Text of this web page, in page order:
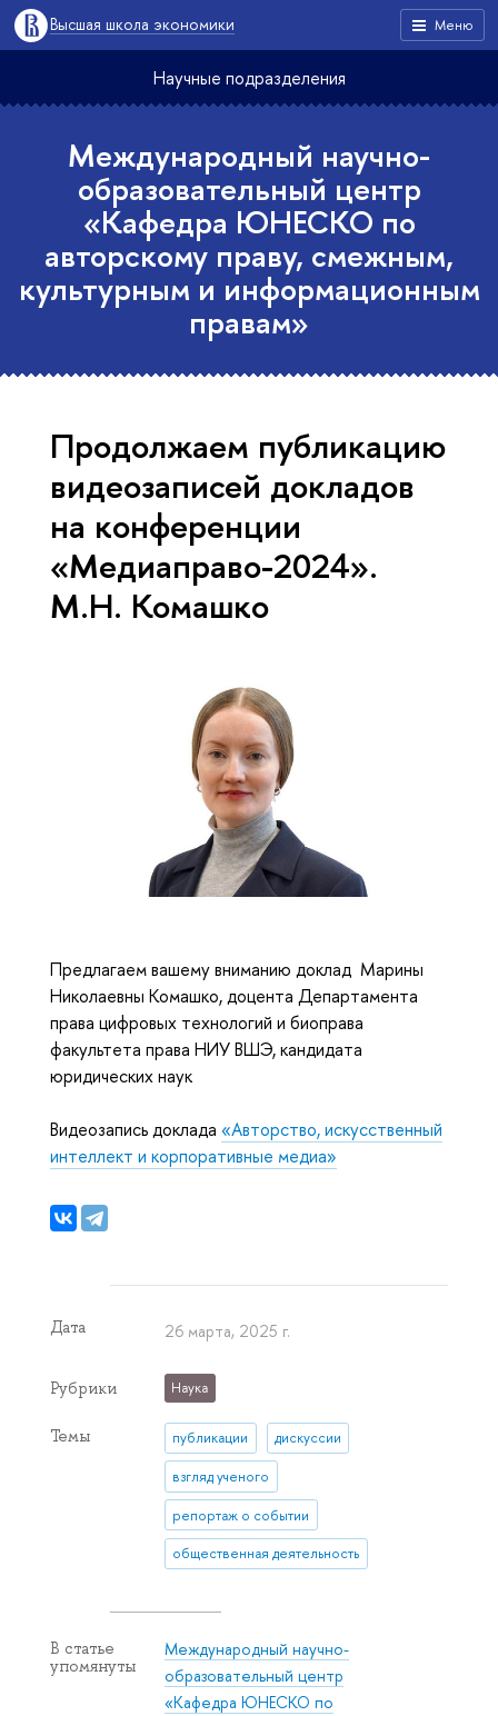
Меню
Высшая школа экономики
Научные подразделения
Международный научно-
образовательный центр
«Кафедра ЮНЕСКО по
авторскому праву, смежным,
культурным и информационным
правам»
Продолжаем публикацию
видеозаписей докладов
на конференции
«Медиаправо-2024».
М.Н. Комашко
Предлагаем вашему вниманию доклад Марины
Николаевны Комашко, доцента Департамента
права цифровых технологий и биоправа
факультета права НИУ ВШЭ, кандидата
юридических наук
Видеозапись доклада «Авторство, искусственный
интеллект и корпоративные медиа»
Дата 26 марта, 2025 г.
Рубрики Наука
Темы публикации дискуссии
взгляд ученого
репортаж о событии
общественная деятельность
В статье
упомянуты
Международный научно-
образовательный центр
«Кафедра ЮНЕСКО по